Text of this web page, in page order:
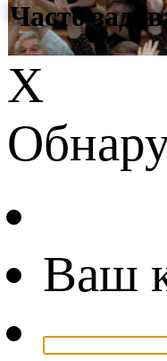
Часто
Х
Ваш